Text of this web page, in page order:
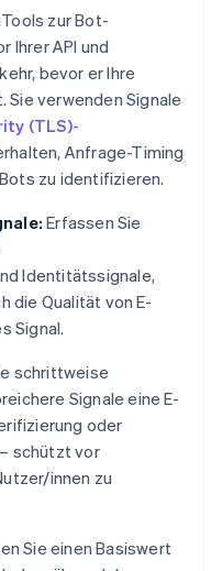
zur Bot-
Ihrer API und
bevor er Ihre
verwenden Signale
(TLS)-
Anfrage-Timing
zu identifizieren.
Erfassen Sie
Identitätssignale,
die Qualität von E-
Signal.
schrittweise
Signale eine E-
oder
schützt vor
innen zu
Sie einen Basiswert